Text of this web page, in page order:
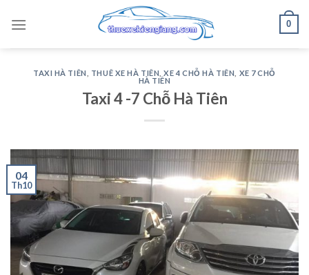
0
TAXI HÀ TIÊN THUÊ XE HÀ TIÊN ,XE 4 CHỖ HÀ TIÊN
XE 7 CHỖ
HÀ TIÊN
Taxi 4 -7 Chỗ Hà Tiên
04
Th10